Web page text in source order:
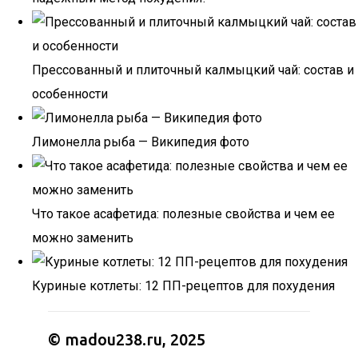
Прессованный и плиточный калмыцкий чай: состав и
особенности
Лимонелла рыба — Википедия фото
Что такое асафетида: полезные свойства и чем ее
можно заменить
Куриные котлеты: 12 ПП-рецептов для похудения
© madou238.ru, 2025